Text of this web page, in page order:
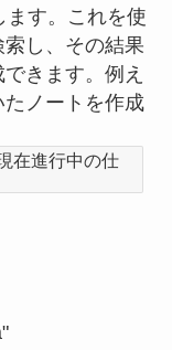
ます。これを使
し、その結果
きます。例え
ノートを作成
進行中の仕